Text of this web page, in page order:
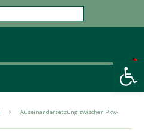
Werkzeugleiste öffnen
Auseinandersetzung zwischen Pkw-